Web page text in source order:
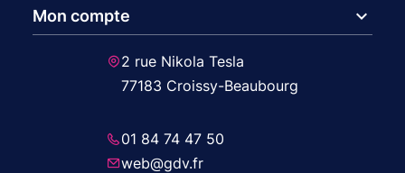
Mon compte expand_more
2 rue Nikola Tesla
77183 Croissy-Beaubourg
01 84 74 47 50
web@gdv.fr